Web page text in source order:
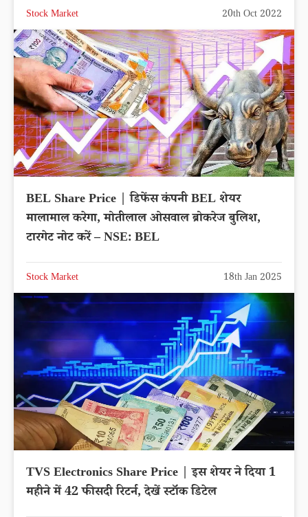
Stock Market 20th Oct 2022
BEL Share Price | डिफेंस कंपनी BEL शेयर
मालामाल करेगा, मोतीलाल ओसवाल ब्रोकरेज बुलिश,
टारगेट नोट करें – NSE: BEL
Stock Market 18th Jan 2025
TVS Electronics Share Price | इस शेयर ने दिया 1
महीने में 42 फीसदी रिटर्न, देखें स्टॉक डिटेल